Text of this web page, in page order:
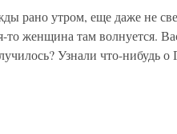
рано утром, еще даже не
женщина там волнуется.
Узнали что-нибудь